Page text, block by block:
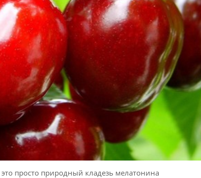
просто природный кладезь мелатонина